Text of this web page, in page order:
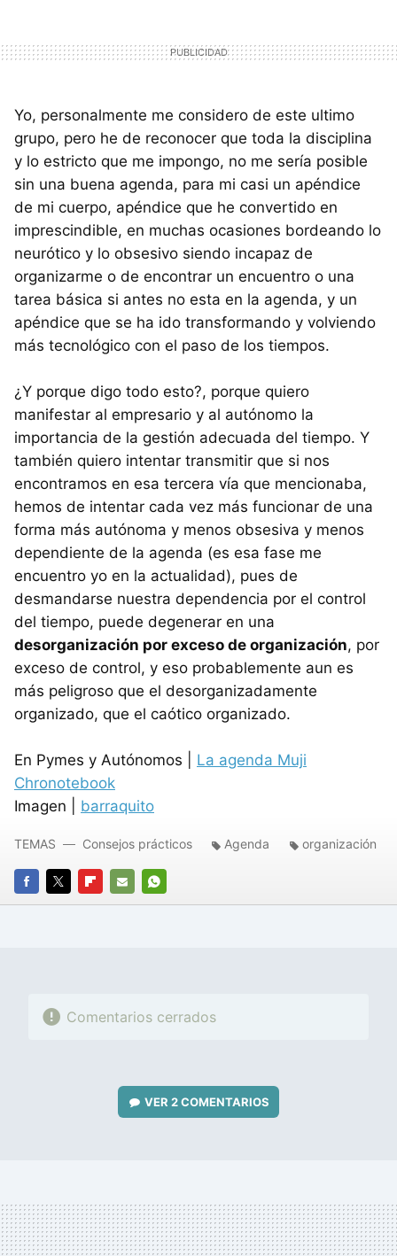
Yo, personalmente me considero de este ultimo
grupo, pero he de reconocer que toda la disciplina
y lo estricto que me impongo, no me sería posible
sin una buena agenda, para mi casi un apéndice
de mi cuerpo, apéndice que he convertido en
imprescindible, en muchas ocasiones bordeando lo
neurótico y lo obsesivo siendo incapaz de
organizarme o de encontrar un encuentro o una
tarea básica si antes no esta en la agenda, y un
apéndice que se ha ido transformando y volviendo
más tecnológico con el paso de los tiempos.
¿Y porque digo todo esto?, porque quiero
manifestar al empresario y al autónomo la
importancia de la gestión adecuada del tiempo. Y
también quiero intentar transmitir que si nos
encontramos en esa tercera vía que mencionaba,
hemos de intentar cada vez más funcionar de una
forma más autónoma y menos obsesiva y menos
dependiente de la agenda (es esa fase me
encuentro yo en la actualidad), pues de
desmandarse nuestra dependencia por el control
del tiempo, puede degenerar en una
desorganización por exceso de organización, por
exceso de control, y eso probablemente aun es
más peligroso que el desorganizadamente
organizado, que el caótico organizado.
En Pymes y Autónomos | La agenda Muji
Chronotebook
Imagen | barraquito
FACEBOOK
TWITTERFLIPBOARD
E-
WHATSAPP
TEMAS Consejos prácticos Agenda organización
Comentarios cerrados
VER2 COMENTARIOS